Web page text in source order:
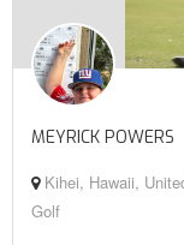
MEYRICK POWERS
Kihei, Hawaii,
Golf